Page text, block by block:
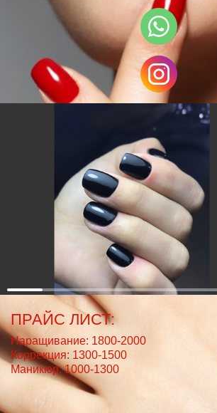
ПРАЙС ЛИСТ:
Наращивание: 1800-2000
Коррекция: 1300-1500
Маникюр: 1000-1300